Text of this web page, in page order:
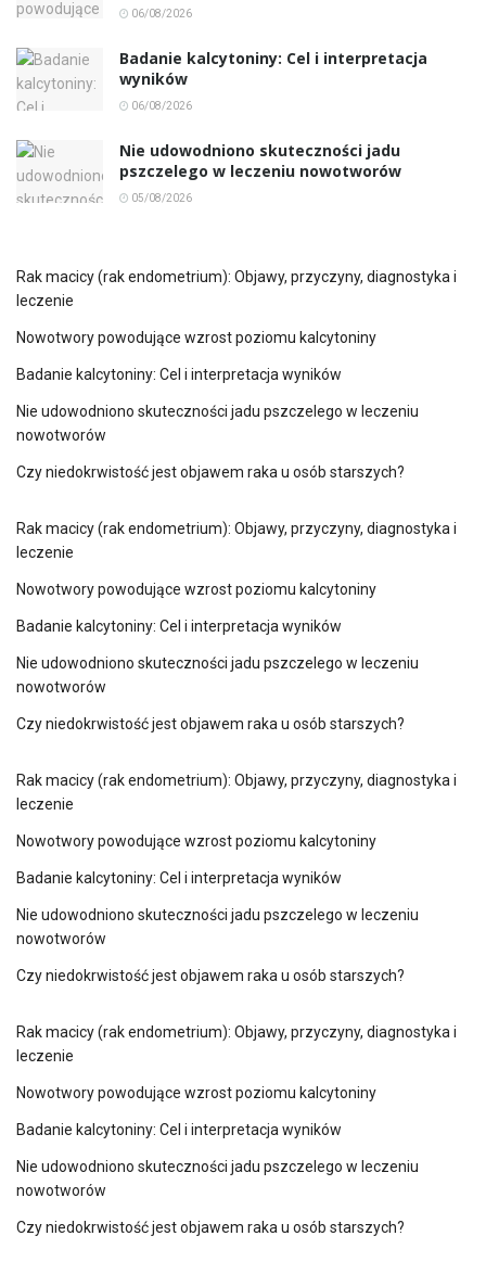
06/08/2026
Badanie kalcytoniny: Cel i interpretacja
wyników
06/08/2026
Nie udowodniono skuteczności jadu
pszczelego w leczeniu nowotworów
05/08/2026
Rak macicy (rak endometrium): Objawy, przyczyny, diagnostyka i
leczenie
Nowotwory powodujące wzrost poziomu kalcytoniny
Badanie kalcytoniny: Cel i interpretacja wyników
Nie udowodniono skuteczności jadu pszczelego w leczeniu
nowotworów
Czy niedokrwistość jest objawem raka u osób starszych?
Rak macicy (rak endometrium): Objawy, przyczyny, diagnostyka i
leczenie
Nowotwory powodujące wzrost poziomu kalcytoniny
Badanie kalcytoniny: Cel i interpretacja wyników
Nie udowodniono skuteczności jadu pszczelego w leczeniu
nowotworów
Czy niedokrwistość jest objawem raka u osób starszych?
Rak macicy (rak endometrium): Objawy, przyczyny, diagnostyka i
leczenie
Nowotwory powodujące wzrost poziomu kalcytoniny
Badanie kalcytoniny: Cel i interpretacja wyników
Nie udowodniono skuteczności jadu pszczelego w leczeniu
nowotworów
Czy niedokrwistość jest objawem raka u osób starszych?
Rak macicy (rak endometrium): Objawy, przyczyny, diagnostyka i
leczenie
Nowotwory powodujące wzrost poziomu kalcytoniny
Badanie kalcytoniny: Cel i interpretacja wyników
Nie udowodniono skuteczności jadu pszczelego w leczeniu
nowotworów
Czy niedokrwistość jest objawem raka u osób starszych?